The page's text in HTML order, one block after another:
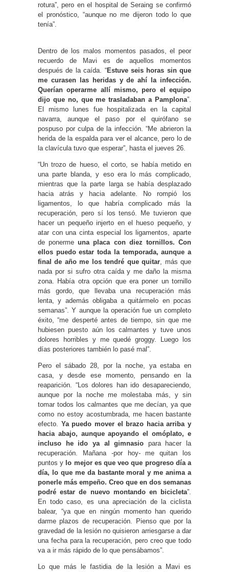
rotura”, pero en el hospital de Seraing se confirmó
el pronóstico, “aunque no me dijeron todo lo que
tenía”.
Dentro de los malos momentos pasados, el peor
recuerdo de Mavi es de aquellos momentos
después de la caída. “Estuve seis horas sin que
me curasen las heridas y de ahí la infección.
Querían operarme allí mismo, pero el equipo
dijo que no, que me trasladaban a Pamplona”.
El mismo lunes fue hospitalizada en la capital
navarra, aunque el paso por el quirófano se
pospuso por culpa de la infección. “Me abrieron la
herida de la espalda para ver el alcance, pero lo de
la clavícula tuvo que esperar”, hasta el jueves 26.
“Un trozo de hueso, el corto, se había metido en
una parte blanda, y eso era lo más complicado,
mientras que la parte larga se había desplazado
hacia atrás y hacia adelante. No rompió los
ligamentos, lo que habría complicado más la
recuperación, pero sí los tensó. Me tuvieron que
hacer un pequeño injerto en el hueso pequeño, y
atar con una cinta especial los ligamentos, aparte
de ponermeuna placa con diez tornillos. Con
ellos puedo estar toda la temporada, aunque a
final de año me los tendré que quitar, más que
nada por si sufro otra caída y me daño la misma
zona. Había otra opción que era poner un tornillo
más gordo, que llevaba una recuperación más
lenta, y además obligaba a quitármelo en pocas
semanas”. Y aunque la operación fue un completo
éxito, “me desperté antes de tiempo, sin que me
hubiesen puesto aún los calmantes y tuve unos
dolores horribles y me quedé groggy. Luego los
días posteriores también lo pasé mal”.
Pero el sábado 28, por la noche, ya estaba en
casa, y desde ese momento, pensando en la
reaparición. “Los dolores han ido desapareciendo,
aunque por la noche me molestaba más, y sin
tomar todos los calmantes que me decían, ya que
como no estoy acostumbrada, me hacen bastante
efecto. Ya puedo mover el brazo hacia arriba y
hacia abajo, aunque apoyando el omóplato, e
incluso he ido ya al gimnasio para hacer la
recuperación. Mañana -por hoy- me quitan los
puntos y lo mejor es que veo que progreso día a
día, lo que me da bastante moral y me anima a
ponerle más empeño. Creo que en dos semanas
podré estar de nuevo montando en bicicleta”.
En todo caso, es una apreciación de la ciclista
balear, “ya que en ningún momento han querido
darme plazos de recuperación. Pienso que por la
gravedad de la lesión no quisieron arriesgarse a dar
una fecha para la recuperación, pero creo que todo
va a ir más rápido de lo que pensábamos”.
Lo que más le fastidia de la lesión a Mavi es